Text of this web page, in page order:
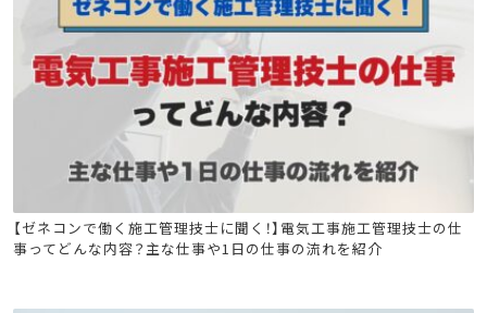
電気工事施工管理技士
【ゼネコンで働く施工管理技士に聞く！】電気工事施工管理技士の仕
事ってどんな内容？主な仕事や1日の仕事の流れを紹介